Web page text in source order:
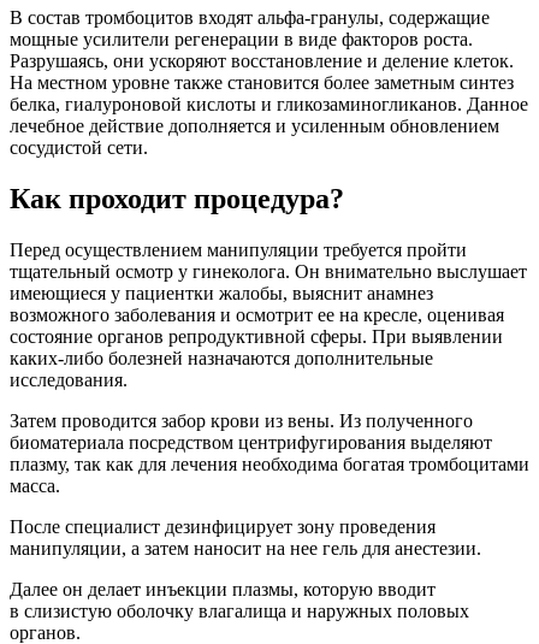
В состав тромбоцитов входят альфа-гранулы, содержащие
мощные усилители регенерации в виде факторов роста.
Разрушаясь, они ускоряют восстановление и деление клеток.
На местном уровне также становится более заметным синтез
белка, гиалуроновой кислоты и гликозаминогликанов. Данное
лечебное действие дополняется и усиленным обновлением
сосудистой сети.
Как проходит процедура?
Перед осуществлением манипуляции требуется пройти
тщательный осмотр у гинеколога. Он внимательно выслушает
имеющиеся у пациентки жалобы, выяснит анамнез
возможного заболевания и осмотрит ее на кресле, оценивая
состояние органов репродуктивной сферы. При выявлении
каких-либо болезней назначаются дополнительные
исследования.
Затем проводится забор крови из вены. Из полученного
биоматериала посредством центрифугирования выделяют
плазму, так как для лечения необходима богатая тромбоцитами
масса.
После специалист дезинфицирует зону проведения
манипуляции, а затем наносит на нее гель для анестезии.
Далее он делает инъекции плазмы, которую вводит
в слизистую оболочку влагалища и наружных половых
органов.